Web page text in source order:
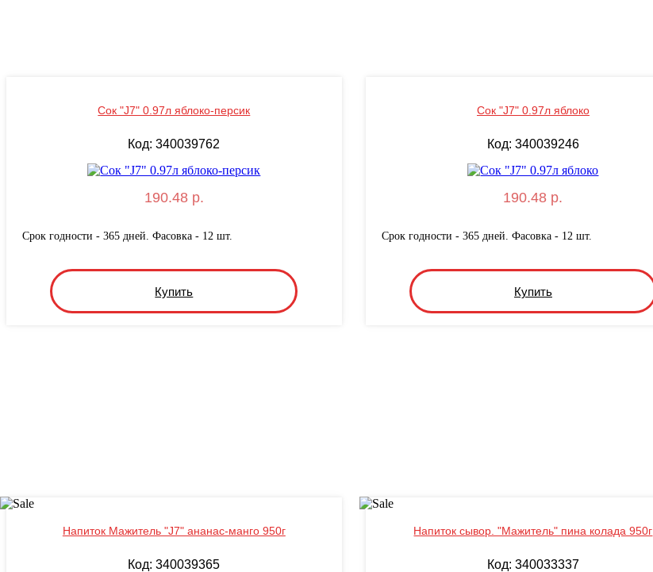
Сок "J7" 0.97л яблоко-персик
Код: 340039762
190.48 р.
Срок годности - 365 дней. Фасовка - 12 шт.
Купить
Сок "J7" 0.97л яблоко
Код: 340039246
190.48 р.
Срок годности - 365 дней. Фасовка - 12 шт.
Купить
Напиток Мажитель "J7" ананас-манго 950г
Код: 340039365
Напиток сывор. "Мажитель" пина колада 950г
Код: 340033337